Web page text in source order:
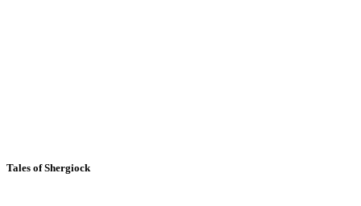
Tales of Shergiock